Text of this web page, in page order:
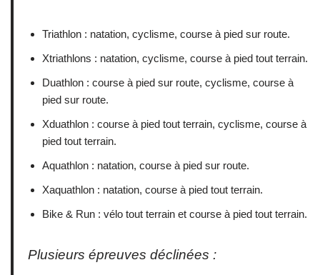
Triathlon : natation, cyclisme, course à pied sur route.
Xtriathlons : natation, cyclisme, course à pied tout terrain.
Duathlon : course à pied sur route, cyclisme, course à
pied sur route.
Xduathlon : course à pied tout terrain, cyclisme, course à
pied tout terrain.
Aquathlon : natation, course à pied sur route.
Xaquathlon : natation, course à pied tout terrain.
Bike & Run : vélo tout terrain et course à pied tout terrain.
Plusieurs épreuves déclinées :